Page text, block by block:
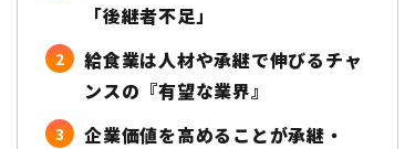
「後継者不足」
給食業は人材や承継で伸びるチャ
ンスの『有望な業界』
企業価値を高めることが承継・